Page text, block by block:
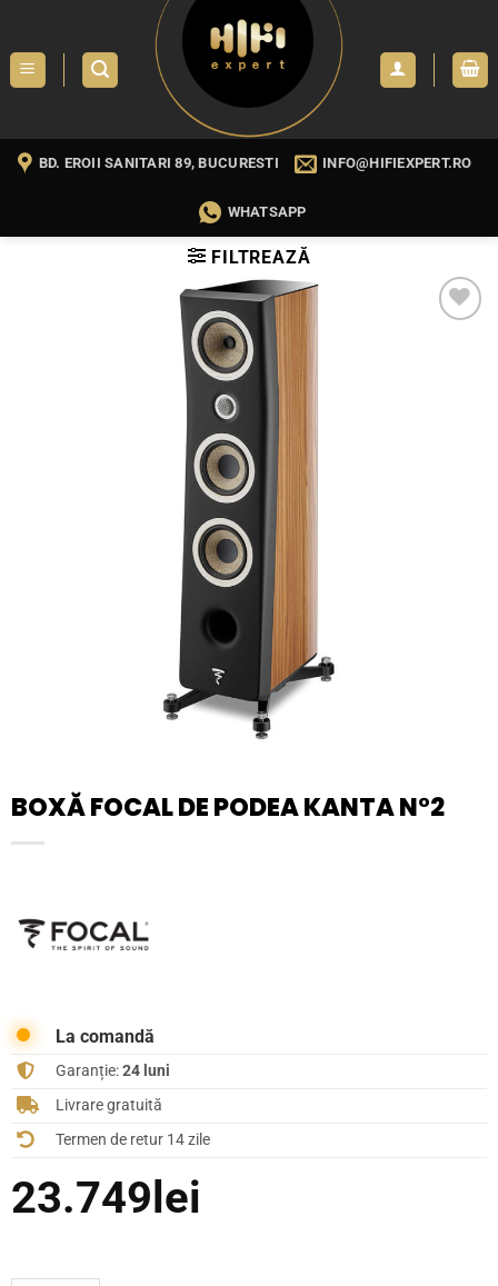
content
BD. EROII SANITARI 89, BUCURESTI INFO@HIFIEXPERT.RO
WHATSAPP
FILTREAZĂ
BOXĂ FOCAL DE PODEA KANTA N°2
La comandă
Garanție:24 luni
Livrare gratuită
Termen de retur 14 zile
23.749 lei